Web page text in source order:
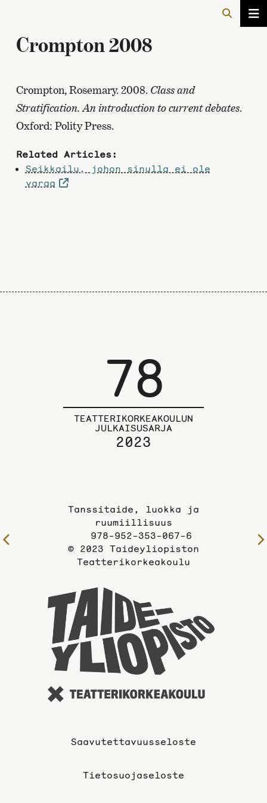
Crompton 2008
Crompton, Rosemary. 2008. Class and
Stratification. An introduction to current debates.
Oxford: Polity Press.
Related Articles:
Seikkailu, johon sinulla ei ole
varaa
78
TEATTERIKORKEAKOULUN
JULKAISUSARJA
2023
Tanssitaide, luokka ja
ruumiillisuus
978-952-353-067-6
© 2023 Taideyliopiston
Teatterikorkeakoulu
Saavutettavuusseloste
Tietosuojaseloste